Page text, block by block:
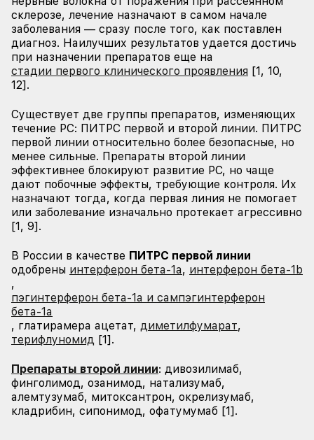
склерозе, лечение назначают в самом начале
заболевания — сразу после того, как поставлен
диагноз. Наилучших результатов удается достичь
при назначении препаратов еще на
стадии первого клинического проявления [1, 10,
12].
Существует две группы препаратов, изменяющих
течение РС: ПИТРС первой и второй линии. ПИТРС
первой линии относительно более безопасные, но
менее сильные. Препараты второй линии
эффективнее блокируют развитие РС, но чаще
дают побочные эффекты, требующие контроля. Их
назначают тогда, когда первая линия не помогает
или заболевание изначально протекает агрессивно
[1, 9].
В России в качестве ПИТРС первой линии
одобрены интерферон бета-1а, интерферон бета-1b
,
пэгинтерферон бета-1а и сампэгинтерферон
бета-1а
, глатирамера ацетат, диметилфумарат,
терифлуномид [1].
Препараты второй линии: дивозилимаб,
финголимод, озанимод, натализумаб,
алемтузумаб, митоксантрон, окрелизумаб,
кладрибин, сипонимод, офатумумаб [1].